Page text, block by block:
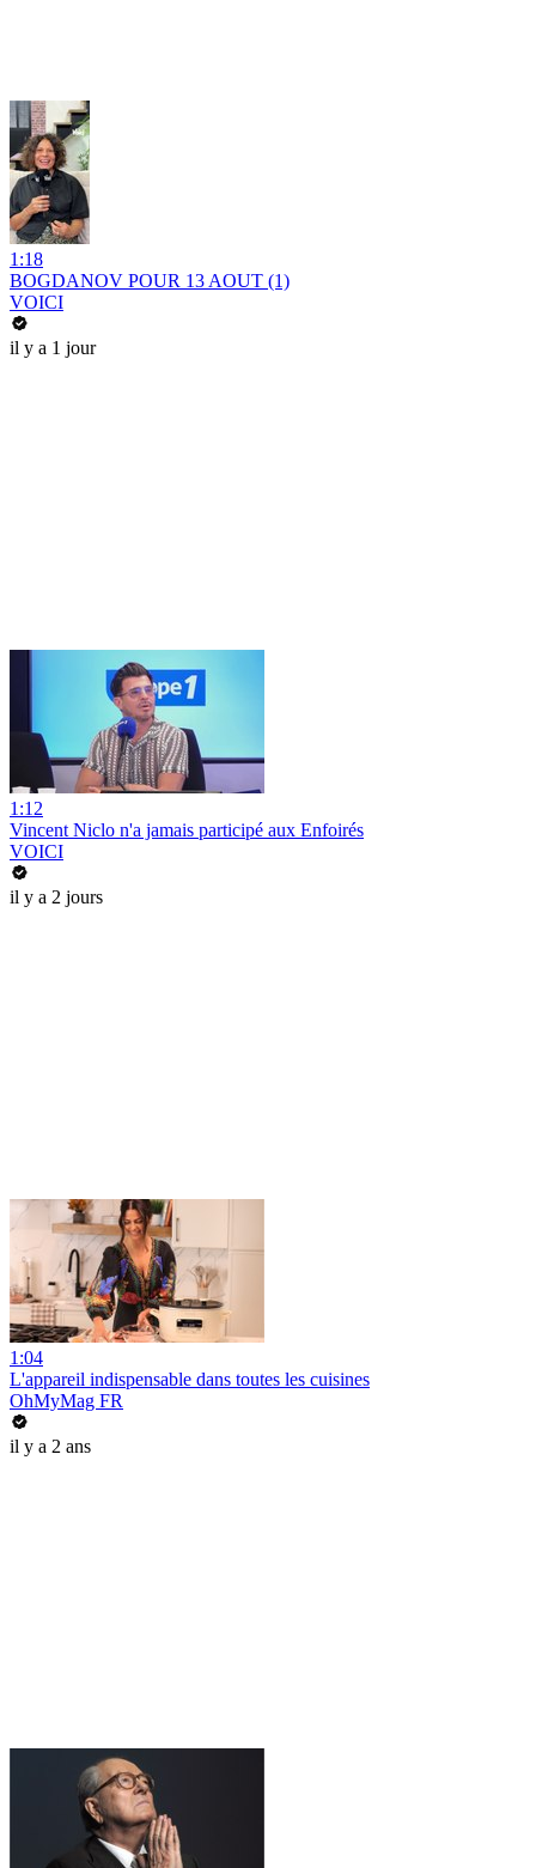
1:18
BOGDANOV POUR 13 AOUT (1)
VOICI
il y a 1 jour
1:12
Vincent Niclo n'a jamais participé aux Enfoirés
VOICI
il y a 2 jours
1:04
L'appareil indispensable dans toutes les cuisines
OhMyMag FR
il y a 2 ans